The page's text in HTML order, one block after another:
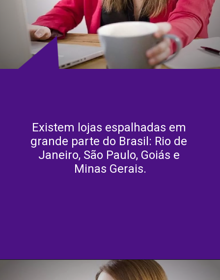
Existem lojas espalhadas em
grande parte do Brasil: Rio de
Janeiro, São Paulo, Goiás e
Minas Gerais.